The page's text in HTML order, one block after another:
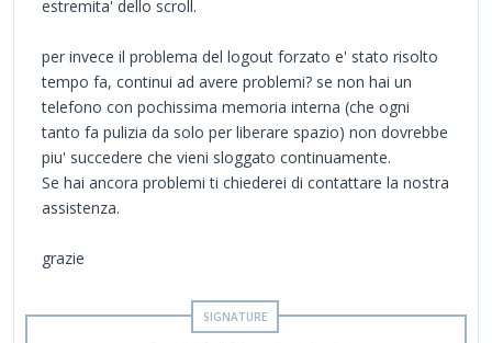
estremita' dello scroll.
per invece il problema del logout forzato e' stato risolto
tempo fa, continui ad avere problemi? se non hai un
telefono con pochissima memoria interna (che ogni
tanto fa pulizia da solo per liberare spazio) non dovrebbe
piu' succedere che vieni sloggato continuamente.
Se hai ancora problemi ti chiederei di contattare la nostra
assistenza.
grazie